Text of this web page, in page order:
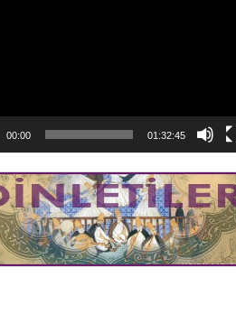
00:00 01:32:45